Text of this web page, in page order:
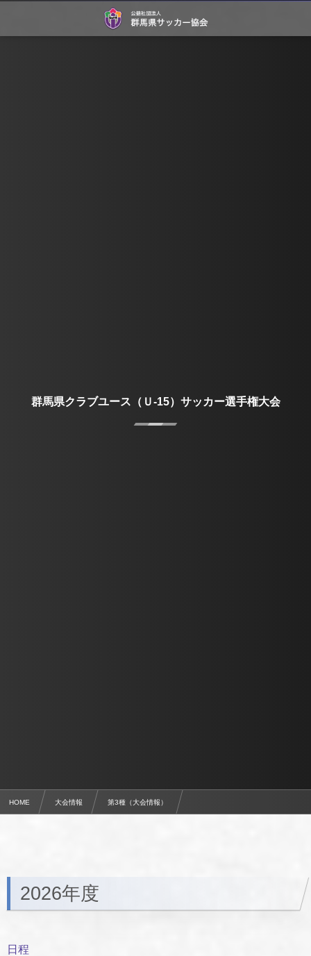
群馬県クラブユース（Ｕ-15）サッカー選手権大会
HOME 大会情報 第3種（大会情報）
2026年度
日程